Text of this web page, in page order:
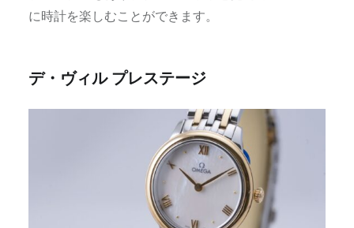
に時計を楽しむことができます。
デ・ヴィル プレステージ